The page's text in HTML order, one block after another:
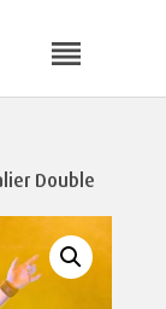
Double